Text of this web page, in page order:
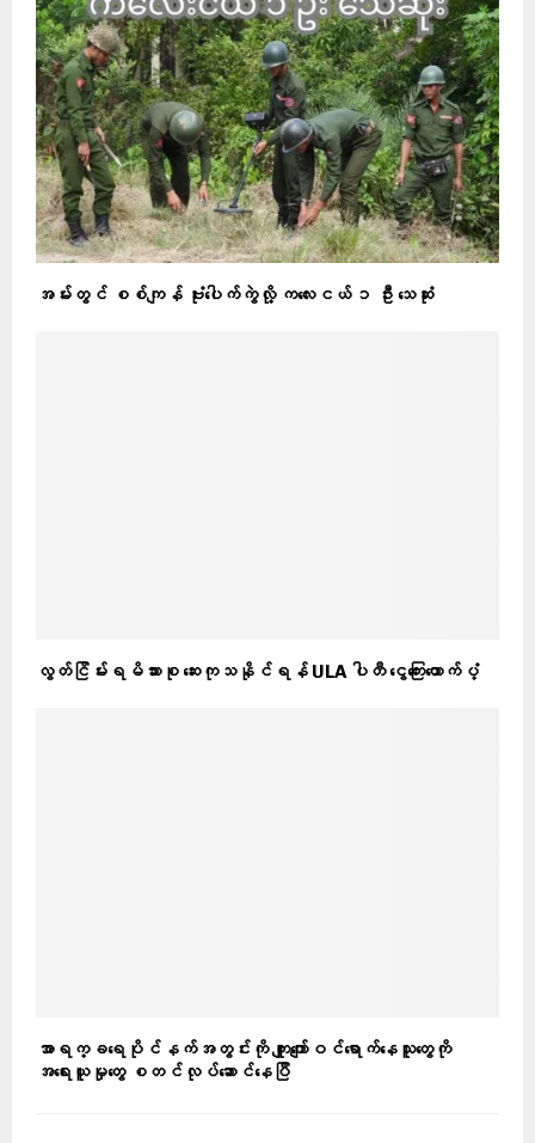
အမ်းတွင် စစ်ကျန် ဗုံးပေါက်ကွဲလို့ ကလေးငယ် ၁ ဦး သေဆုံး
လွတ်ငြိမ်းရမိသားစု ဆေးကုသနိုင်ရန် ULA ပါတီ ငွေကြေးထောက်ပံ့
အာရက္ခရေပိုင်နက်အတွင်းကို ကျူးကျော်ဝင်ရောက်နေသူတွေကို
အရေးယူမှုတွေ စတင်လုပ်ဆောင်နေပြီ